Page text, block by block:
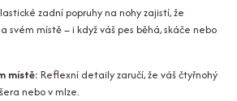
zadní popruhy na nohy zajistí, že
svém místě – i když váš pes běhá, skáče nebo
místě: Reflexní detaily zaručí, že váš čtyřnohý
nebo v mlze.